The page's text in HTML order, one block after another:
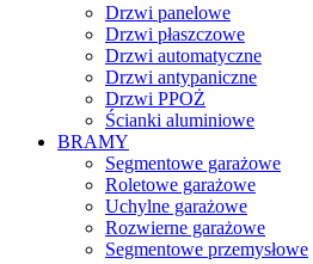
Drzwi panelowe
Drzwi płaszczowe
Drzwi automatyczne
Drzwi antypaniczne
Drzwi PPOŻ
Ścianki aluminiowe
BRAMY
Segmentowe garażowe
Roletowe garażowe
Uchylne garażowe
Rozwierne garażowe
Segmentowe przemysłowe